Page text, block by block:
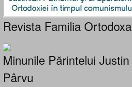
Revista Familia Ortodoxa
Minunile Părintelui Justin
Pârvu